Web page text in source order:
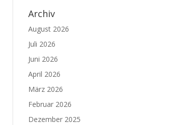
Archiv
August 2026
Juli 2026
Juni 2026
April 2026
März 2026
Februar 2026
Dezember 2025